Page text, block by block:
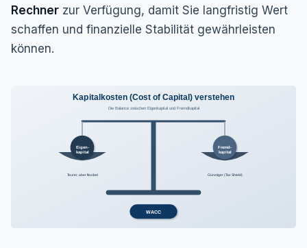
Rechner zur Verfügung, damit Sie langfristig Wert
schaffen und finanzielle Stabilität gewährleisten
können.
Kapitalkosten (Cost of Capital) verstehen
Die Balance zwischen Eigenkapital und Fremdkapital
Eigen-
kapital
Teurer, aber flexibel
Fremd-
kapital
Günstiger (Tax Shield)
WACC